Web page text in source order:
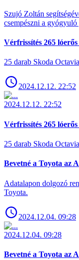
Szujó Zoltán
csempészni a
Vérfrissítés 265
25 darab Skoda
2024.12.12. 22:52
2024.12.12. 22:52
Vérfrissítés 265
25 darab Skoda
Bevetné a Toyota az
Adatalapon dolgozó
Toyota.
2024.12.04. 09:28
2024.12.04. 09:28
Bevetné a Toyota az